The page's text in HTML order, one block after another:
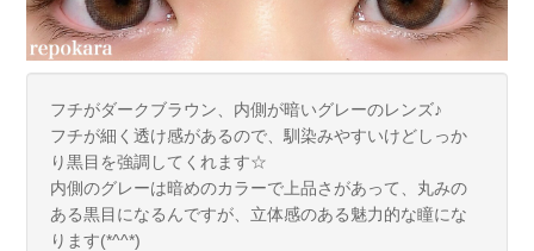
フチがダークブラウン、内側が暗いグレーのレンズ♪
フチが細く透け感があるので、馴染みやすいけどしっか
り黒目を強調してくれます☆
内側のグレーは暗めのカラーで上品さがあって、丸みの
ある黒目になるんですが、立体感のある魅力的な瞳にな
ります(*^^*)